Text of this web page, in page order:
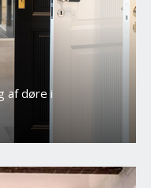
af døre i